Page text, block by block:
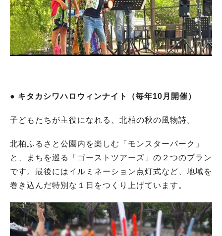
● キタカシワハロウィンナイト（毎年10月開催）
子どもたちが主役になれる、北柏の秋の風物詩。
北柏ふるさと公園内を楽しむ「モンスターパーク」
と、まちを巡る「ゴーストツアーズ」の２つのプラン
です。最後にはイルミネーション点灯式など、地域を
巻き込んだ特別な１日をつくり上げています。